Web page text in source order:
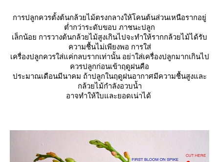
การปลูกควรตั้งต้นกล้วยไม้ตรงกลางให้โคนต้นส่วนเหนือรากอยู่
ต่ำกว่าระดับขอบ ภาชนะปลูก
เล็กน้อย การวางต้นกล้วยไม้สูงเกินไปจะทำให้รากกล้วยไม้ได้รับ
ความชื้นไม่เพียงพอ การใส่
เครื่องปลูกควรใส่แค่กลบรากเท่านั้น อย่าใส่เครื่องปลูกมากเกินไป
ควรปลูกก่อนเข้าฤดูฝนคือ
ประมาณเดือนมีนาคม ถ้าปลูกในฤดูฝนอากาศมีความชื้นสูงและ
กล้วยไม้กำลังอวบน้ำ
อาจทำให้ใบและยอดเน่าได้